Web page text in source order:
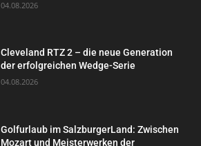
04.08.2026
Cleveland RTZ 2 – die neue Generation
der erfolgreichen Wedge-Serie
04.08.2026
Golfurlaub im SalzburgerLand: Zwischen
Mozart und Meisterwerken der